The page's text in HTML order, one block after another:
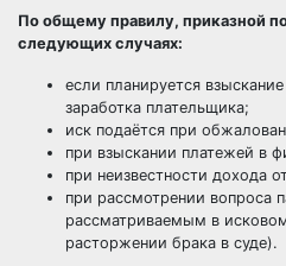
По общему правилу, приказной
следующих случаях:
если планируется
заработка плательщика;
иск подаётся при
при взыскании платежей в
при неизвестности дохода
при рассмотрении вопроса
рассматриваемым в
расторжении брака в суде).